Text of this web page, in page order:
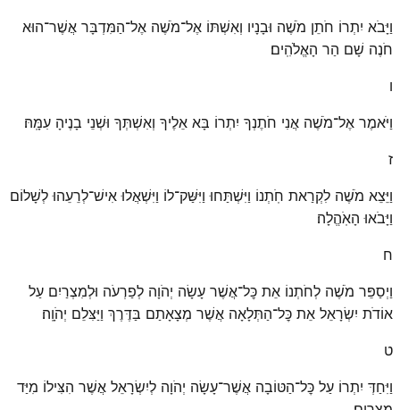
וַיָּבֹא יִתְרוֹ חֹתֵן מֹשֶׁה וּבָנָיו וְאִשְׁתּוֹ אֶל־מֹשֶׁה אֶל־הַמִּדְבָּר אֲשֶׁר־הוּא
חֹנֶה שָׁם הַר הָאֱלֹהִֽים׃
ו
וַיֹּאמֶר אֶל־מֹשֶׁה אֲנִי חֹתֶנְךָ יִתְרוֹ בָּא אֵלֶיךָ וְאִשְׁתְּךָ וּשְׁנֵי בָנֶיהָ עִמָּֽהּ׃
ז
וַיֵּצֵא מֹשֶׁה לִקְרַאת חֹֽתְנוֹ וַיִּשְׁתַּחוּ וַיִּשַּׁק־לוֹ וַיִּשְׁאֲלוּ אִישׁ־לְרֵעֵהוּ לְשָׁלוֹם
וַיָּבֹאוּ הָאֹֽהֱלָה׃
ח
וַיְסַפֵּר מֹשֶׁה לְחֹתְנוֹ אֵת כׇּל־אֲשֶׁר עָשָׂה יְהֹוָה לְפַרְעֹה וּלְמִצְרַיִם עַל
אוֹדֹת יִשְׂרָאֵל אֵת כׇּל־הַתְּלָאָה אֲשֶׁר מְצָאָתַם בַּדֶּרֶךְ וַיַּצִּלֵם יְהֹוָֽה׃
ט
וַיִּחַדְּ יִתְרוֹ עַל כׇּל־הַטּוֹבָה אֲשֶׁר־עָשָׂה יְהֹוָה לְיִשְׂרָאֵל אֲשֶׁר הִצִּילוֹ מִיַּד